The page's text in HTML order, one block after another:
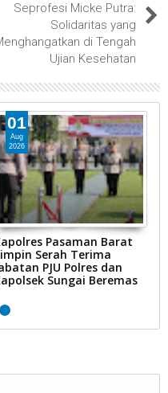
Seprofesi Micke Putra:
Solidaritas yang
di Tengah
Ujian Kesehatan
01
Aug
2026
Pasaman Barat
Serah Terima
PJU Polres dan
Sungai Beremas